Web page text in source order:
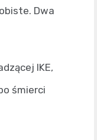
Dwa
IKE,
śmierci